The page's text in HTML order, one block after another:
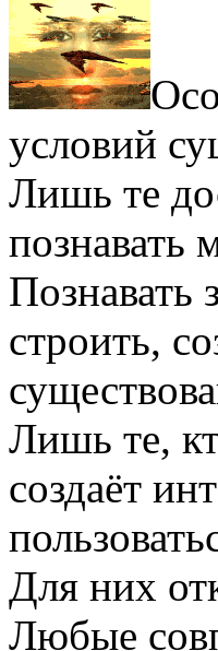
условий
Лишь те
строить,
Лишь те,
создаёт
Для них
Любые